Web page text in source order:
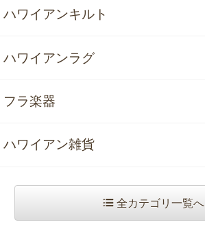
ハワイアンキルト
ハワイアンラグ
フラ楽器
ハワイアン雑貨
全カテゴリ一覧へ